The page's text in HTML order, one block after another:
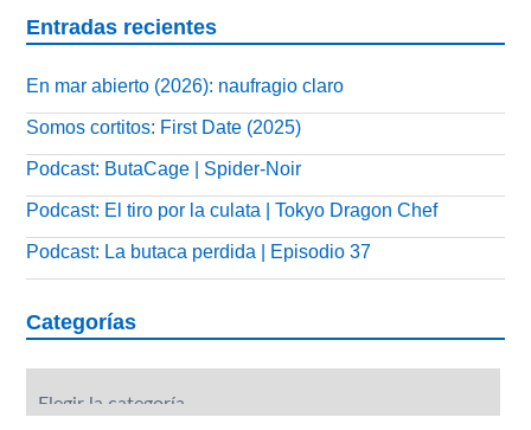
Entradas recientes
En mar abierto (2026): naufragio claro
Somos cortitos: First Date (2025)
Podcast: ButaCage | Spider-Noir
Podcast: El tiro por la culata | Tokyo Dragon Chef
Podcast: La butaca perdida | Episodio 37
Categorías